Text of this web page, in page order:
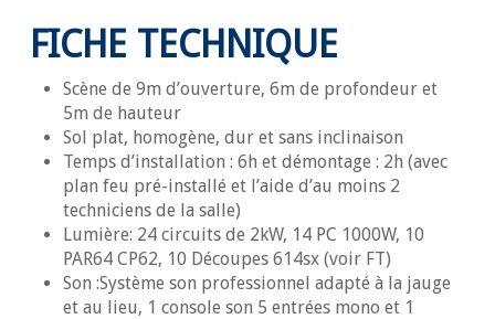
FICHE TECHNIQUE
Scène de 9m d’ouverture, 6m de profondeur et
5m de hauteur
Sol plat, homogène, dur et sans inclinaison
Temps d’installation : 6h et démontage : 2h (avec
plan feu pré-installé et l’aide d’au moins 2
techniciens de la salle)
Lumière: 24 circuits de 2kW, 14 PC 1000W, 10
PAR64 CP62, 10 Découpes 614sx (voir FT)
Son :Système son professionnel adapté à la jauge
et au lieu, 1 console son 5 entrées mono et 1